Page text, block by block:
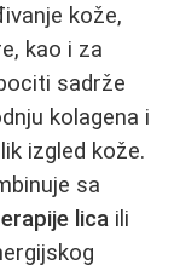
kože,
kao i za
sadrže
kolagena i
izgled kože.
sa
lica ili